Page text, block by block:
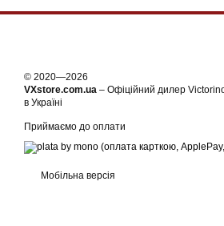
© 2020—2026
VXstore.com.ua – Офіційний дилер
в Україні
Приймаємо до оплати
Мобільна версія